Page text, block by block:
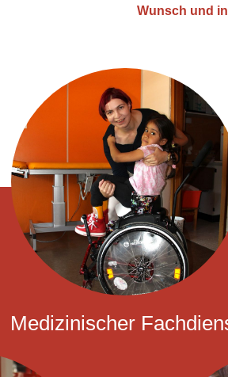
Wunsch und
Medizinischer